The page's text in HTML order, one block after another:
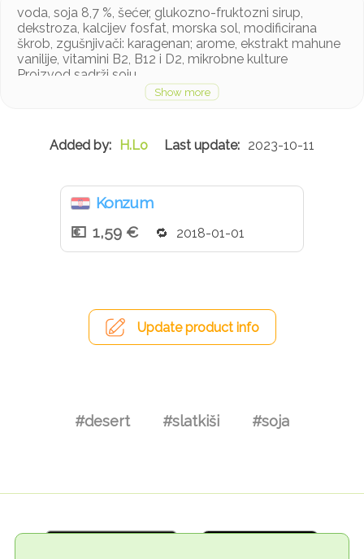
voda, soja 8,7 %, šećer, glukozno-fruktozni sirup,
dekstroza, kalcijev fosfat, morska sol, modificirana
škrob, zgušnjivači: karagenan; arome, ekstrakt mahune
vanilije, vitamini B2, B12 i D2, mikrobne kulture
Proizvod sadrži soju
H.Lo 2023-10-11
Konzum
1,59 €
2018-01-01
Update product info
#desert #slatkiši #soja